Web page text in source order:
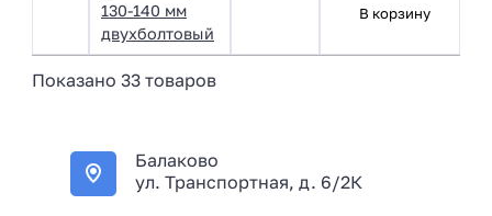
130-140 мм
двухболтовый
В корзину
Показано 33 товаров
Балаково
ул. Транспортная, д. 6/2К